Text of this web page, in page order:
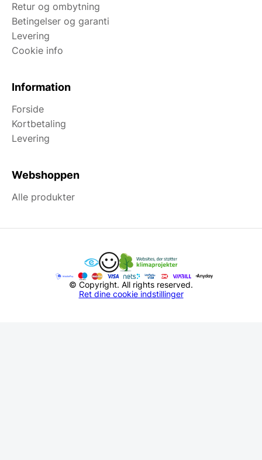
Retur og ombytning
Betingelser og garanti
Levering
Cookie info
Information
Forside
Kortbetaling
Levering
Webshoppen
Alle produkter
© Copyright. All rights reserved.
Ret dine cookie indstillinger